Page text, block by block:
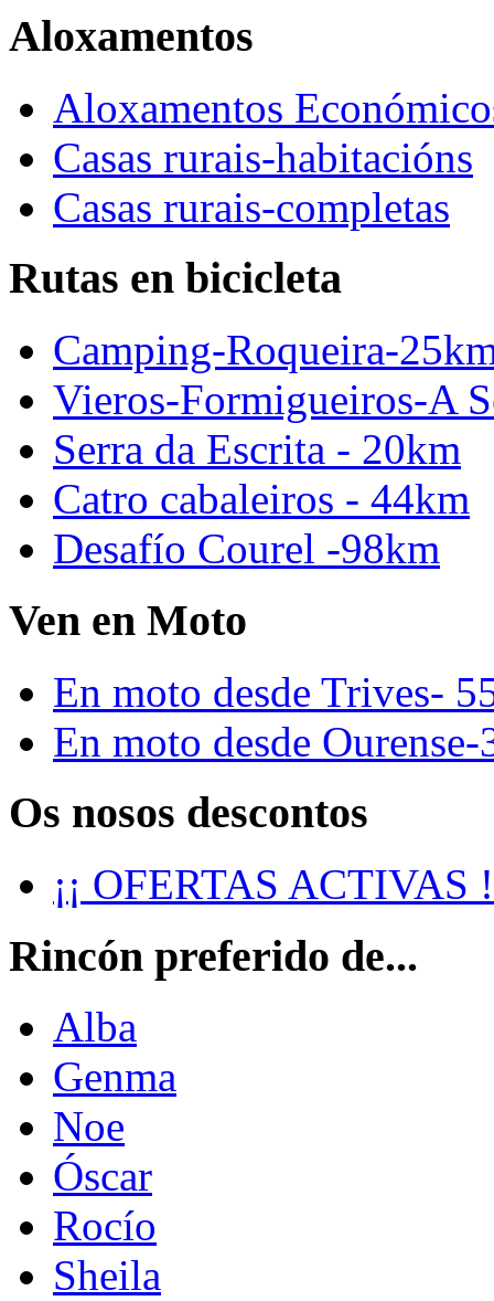
Aloxamentos
Aloxamentos
Casas rurais-habitacións
Casas rurais-completas
Rutas en bicicleta
Camping-Roqueira-
Vieros-Formigueiros-A
Serra da Escrita - 20km
Catro cabaleiros - 44km
Desafío Courel -98km
Ven en Moto
En moto desde Trives-
En moto desde
Os nosos descontos
¡¡ OFERTAS ACTIVAS
Rincón preferido de...
Alba
Genma
Noe
Óscar
Rocío
Sheila